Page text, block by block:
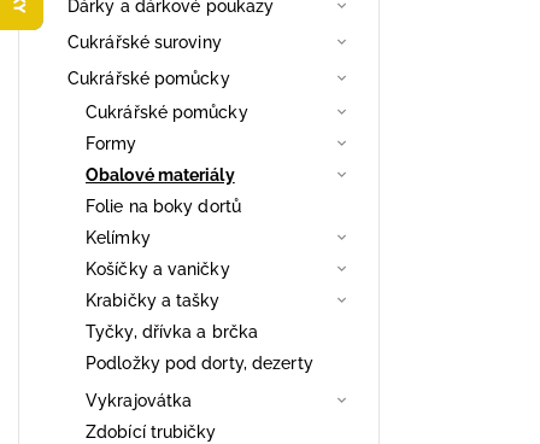
Dárky a dárkové poukazy
Cukrářské suroviny
Cukrářské pomůcky
Cukrářské pomůcky
Formy
Obalové materiály
Folie na boky dortů
Kelímky
Košíčky a vaničky
Krabičky a tašky
Tyčky, dřívka a brčka
Podložky pod dorty, dezerty
Vykrajovátka
Zdobící trubičky